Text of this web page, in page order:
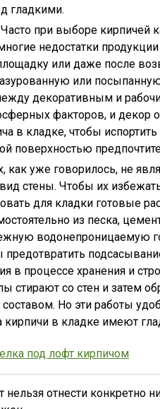
гладкими.
при выборе кирпичей
недостатки
или даже после
или
декоративным и
факторов, и декор
в кладке, чтобы
поверхностью
как уже говорилось, не
стены. Чтобы их
для кладки готовые
из песка,
водонепроницаемую
в процессе хранения и
стирают со стен и затем
Но эти работы
в кладке имеют
под лофт кирпичом
нельзя отнести конкретно